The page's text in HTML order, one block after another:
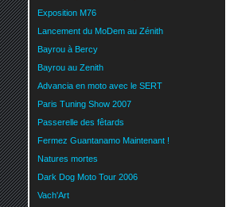
Exposition M76
Lancement du MoDem au Zénith
Bayrou à Bercy
Bayrou au Zenith
Advancia en moto avec le SERT
Paris Tuning Show 2007
Passerelle des fêtards
Fermez Guantanamo Maintenant !
Natures mortes
Dark Dog Moto Tour 2006
Vach'Art